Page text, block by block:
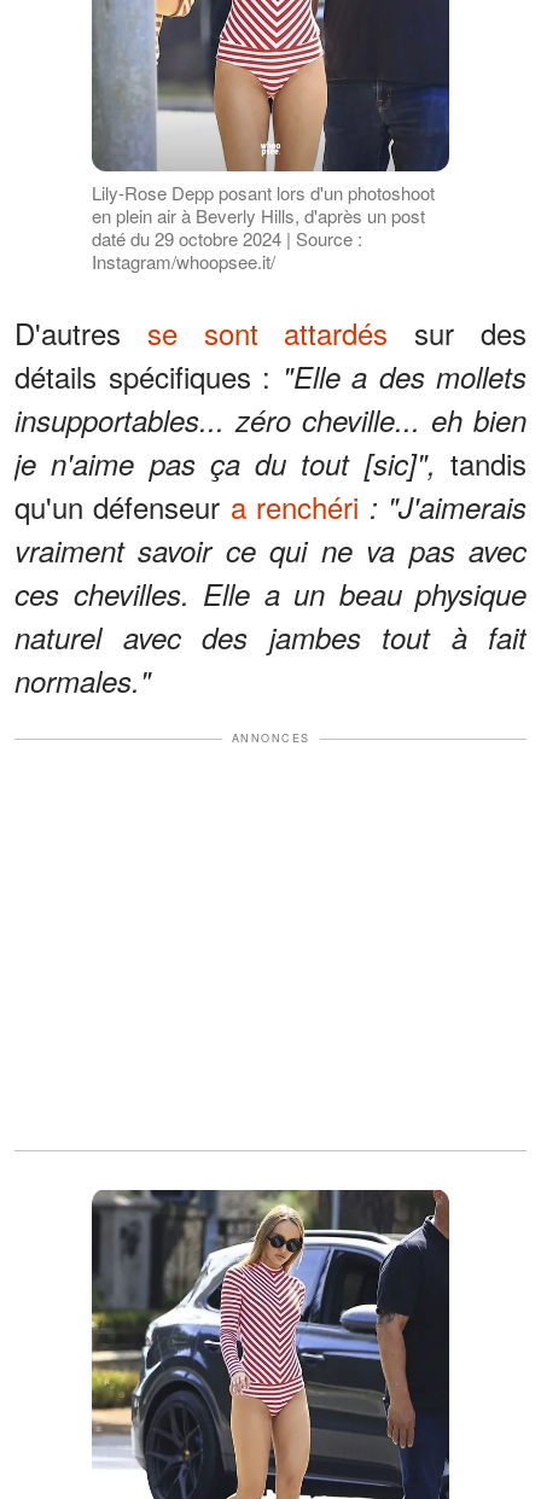
Lily-Rose Depp posant lors d'un photoshoot
en plein air à Beverly Hills, d'après un post
daté du 29 octobre 2024 | Source :
Instagram/whoopsee.it/
D'autres se sont attardés sur des
détails spécifiques : "Elle a des mollets
insupportables... zéro cheville... eh bien
je n'aime pas ça du tout [sic]", tandis
qu'un défenseur a renchéri : "J'aimerais
vraiment savoir ce qui ne va pas avec
ces chevilles. Elle a un beau physique
naturel avec des jambes tout à fait
normales."
ANNONCES